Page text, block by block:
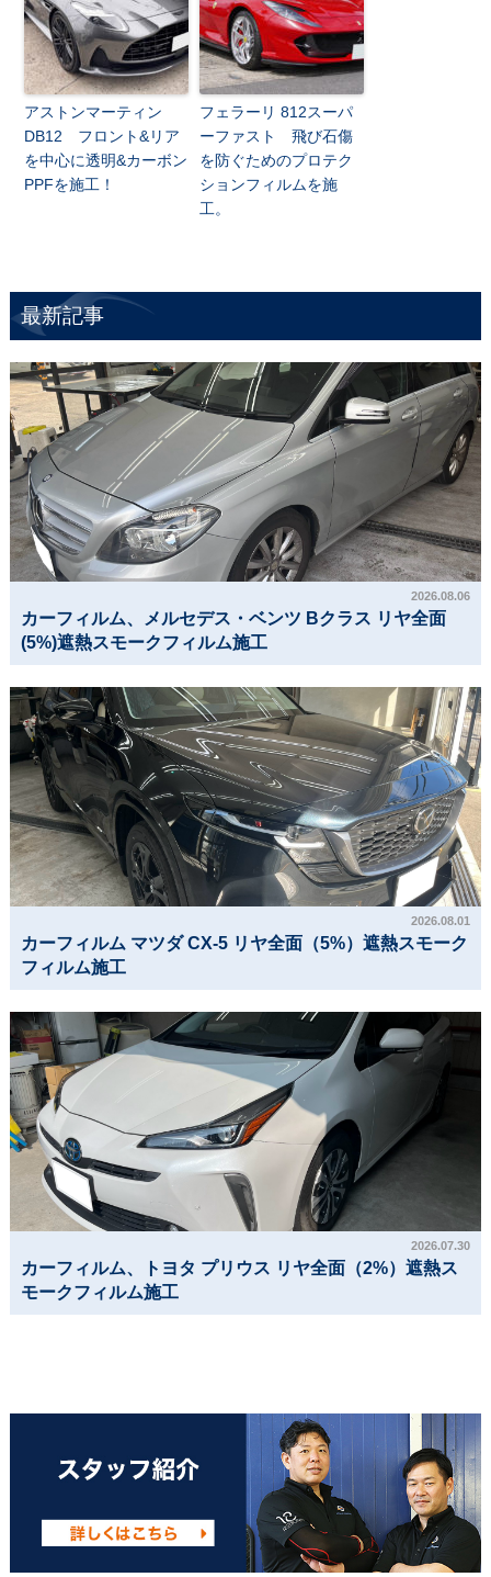
アストンマーティン
DB12 フロント&リア
を中心に透明&カーボン
PPFを施工！
フェラーリ 812スーパ
ーファスト 飛び石傷
を防ぐためのプロテク
ションフィルムを施
工。
最新記事
2026.08.06
カーフィルム、メルセデス・ベンツ Bクラス リヤ全面
(5%)遮熱スモークフィルム施工
2026.08.01
カーフィルム マツダ CX-5 リヤ全面（5%）遮熱スモーク
フィルム施工
2026.07.30
カーフィルム、トヨタ プリウス リヤ全面（2%）遮熱ス
モークフィルム施工